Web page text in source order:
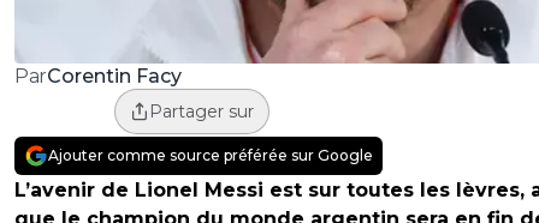
ParCorentin Facy
Partager sur
Ajouter comme source préférée sur Google
L’avenir de Lionel Messi est sur toutes les lèvres,